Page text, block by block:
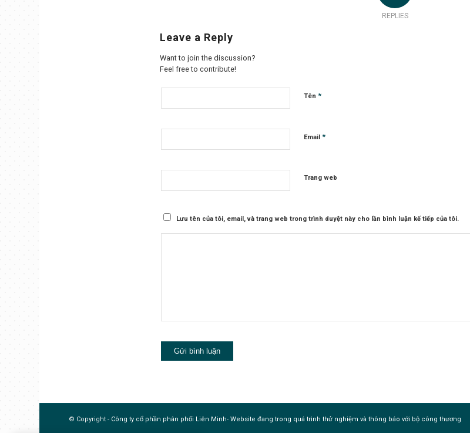
REPLIES
Leave a Reply
Want to join the discussion?
Feel free to contribute!
Tên *
Email *
Trang web
Lưu tên của tôi, email, và trang web trong trình duyệt này cho lần bình luận kế tiếp của tôi.
© Copyright - Công ty cổ phần phân phối Liên Minh-Website đang trong quá trình thử nghiệm và thông báo với bộ công thương